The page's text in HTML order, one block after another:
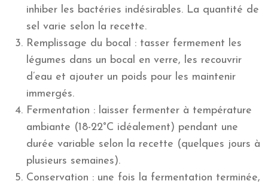
inhiber les bactéries indésirables. La quantité de
sel varie selon la recette.
Remplissage du bocal : tasser fermement les
légumes dans un bocal en verre, les recouvrir
d’eau et ajouter un poids pour les maintenir
immergés.
Fermentation : laisser fermenter à température
ambiante (18-22°C idéalement) pendant une
durée variable selon la recette (quelques jours à
plusieurs semaines).
Conservation : une fois la fermentation terminée,